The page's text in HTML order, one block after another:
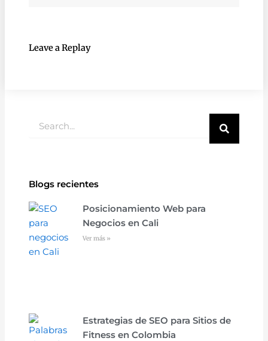
Leave a Replay
Blogs recientes
Posicionamiento Web para
Negocios en Cali
Ver más »
Estrategias de SEO para Sitios de
Fitness en Colombia